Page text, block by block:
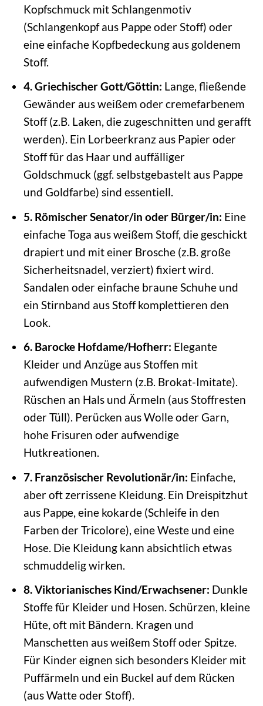
Kopfschmuck mit Schlangenmotiv
(Schlangenkopf aus Pappe oder Stoff) oder
eine einfache Kopfbedeckung aus goldenem
Stoff.
4. Griechischer Gott/Göttin: Lange, fließende
Gewänder aus weißem oder cremefarbenem
Stoff (z.B. Laken, die zugeschnitten und gerafft
werden). Ein Lorbeerkranz aus Papier oder
Stoff für das Haar und auffälliger
Goldschmuck (ggf. selbstgebastelt aus Pappe
und Goldfarbe) sind essentiell.
5. Römischer Senator/in oder Bürger/in: Eine
einfache Toga aus weißem Stoff, die geschickt
drapiert und mit einer Brosche (z.B. große
Sicherheitsnadel, verziert) fixiert wird.
Sandalen oder einfache braune Schuhe und
ein Stirnband aus Stoff komplettieren den
Look.
6. Barocke Hofdame/Hofherr: Elegante
Kleider und Anzüge aus Stoffen mit
aufwendigen Mustern (z.B. Brokat-Imitate).
Rüschen an Hals und Ärmeln (aus Stoffresten
oder Tüll). Perücken aus Wolle oder Garn,
hohe Frisuren oder aufwendige
Hutkreationen.
7. Französischer Revolutionär/in: Einfache,
aber oft zerrissene Kleidung. Ein Dreispitzhut
aus Pappe, eine kokarde (Schleife in den
Farben der Tricolore), eine Weste und eine
Hose. Die Kleidung kann absichtlich etwas
schmuddelig wirken.
8. Viktorianisches Kind/Erwachsener: Dunkle
Stoffe für Kleider und Hosen. Schürzen, kleine
Hüte, oft mit Bändern. Kragen und
Manschetten aus weißem Stoff oder Spitze.
Für Kinder eignen sich besonders Kleider mit
Puffärmeln und ein Buckel auf dem Rücken
(aus Watte oder Stoff).